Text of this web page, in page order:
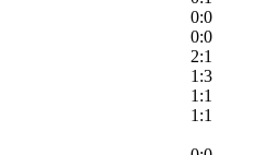
0:0
0:0
2:1
1:3
1:1
1:1